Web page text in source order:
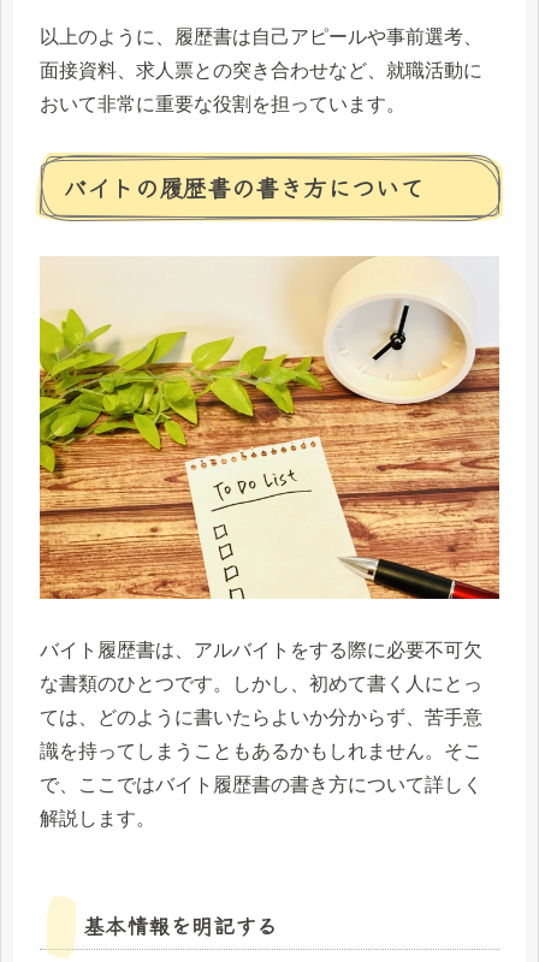
以上のように、履歴書は自己アピールや事前選考、
面接資料、求人票との突き合わせなど、就職活動に
おいて非常に重要な役割を担っています。
バイトの履歴書の書き方について
バイト履歴書は、アルバイトをする際に必要不可欠
な書類のひとつです。しかし、初めて書く人にとっ
ては、どのように書いたらよいか分からず、苦手意
識を持ってしまうこともあるかもしれません。そこ
で、ここではバイト履歴書の書き方について詳しく
解説します。
基本情報を明記する